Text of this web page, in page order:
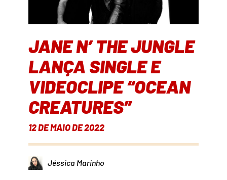
JANE N’ THE JUNGLE
LANÇA SINGLE E
VIDEOCLIPE “OCEAN
CREATURES”
12 DE MAIO DE 2022
Jéssica Marinho